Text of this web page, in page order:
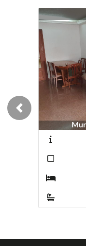
4369-4357
Murcia
Previous